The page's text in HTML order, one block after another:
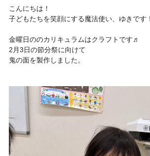
こんにちは！
子どもたちを笑顔にする魔法使い、ゆきです！
金曜日ののカリキュラムはクラフトです♬
2月3日の節分祭に向けて
鬼の面を製作しました。